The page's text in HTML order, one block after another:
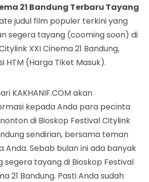
21 Bandung Terbaru Tayang
judul film populer terkini yang
segera tayang (cooming soon) di
XXI Cinema 21 Bandung,
HTM (Harga Tiket Masuk).
KAKHANIF.COM akan
kepada Anda para pecinta
di Bioskop Festival Citylink
sendirian, bersama teman
Anda. Sebab bulan ini ada banyak
tayang di Bioskop Festival
21 Bandung. Pasti Anda sudah